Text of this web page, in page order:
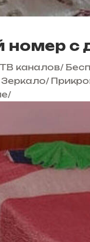
номер с
каналов/
Зеркало/
/